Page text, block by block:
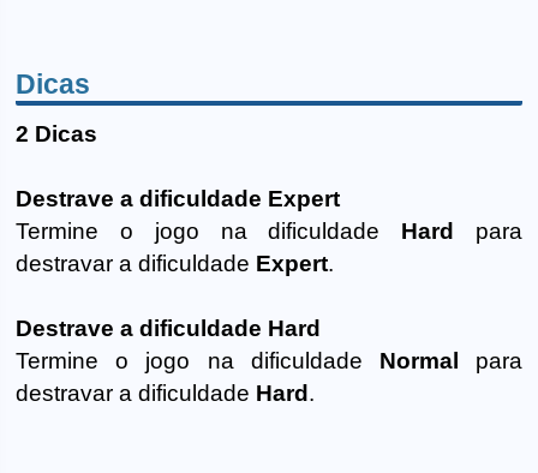
Dicas
2 Dicas
Destrave a dificuldade Expert
Termine o jogo na dificuldade Hard
para
destravar a dificuldade Expert.
Destrave a dificuldade Hard
Termine o jogo na dificuldade Normal
para
destravar a dificuldade Hard .